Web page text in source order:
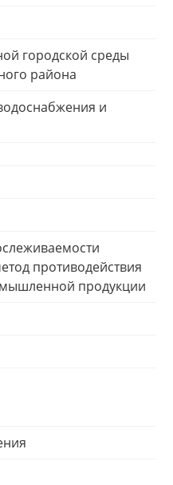
городской среды
района
и
противодействия
продукции